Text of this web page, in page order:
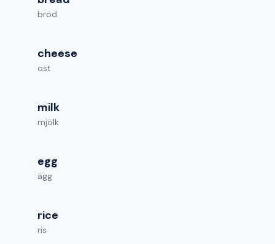
bröd
cheese
ost
milk
mjölk
egg
ägg
rice
ris